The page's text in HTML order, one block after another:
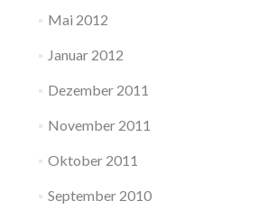
Mai 2012
Januar 2012
Dezember 2011
November 2011
Oktober 2011
September 2010